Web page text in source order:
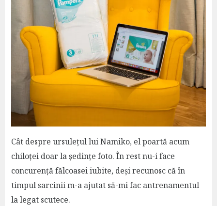
Cât despre ursulețul lui Namiko, el poartă acum
chiloței doar la ședințe foto. În rest nu-i face
concurență fălcoasei iubite, deși recunosc că în
timpul sarcinii m-a ajutat să-mi fac antrenamentul
la legat scutece.